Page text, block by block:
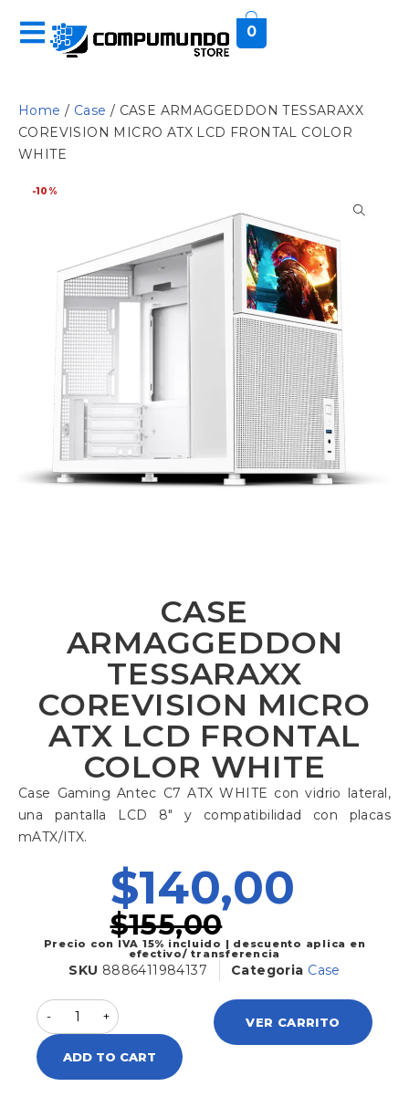
0
Home / Case / CASE ARMAGGEDDON TESSARAXX
COREVISION MICRO ATX LCD FRONTAL COLOR
WHITE
-10%
CASE
ARMAGGEDDON
TESSARAXX
COREVISION MICRO
ATX LCD FRONTAL
COLOR WHITE
Case Gaming Antec C7 ATX WHITE con vidrio lateral,
una pantalla LCD 8″ y compatibilidad con placas
mATX/ITX.
$155,00
$140,00
Precio con IVA 15% incluido | descuento aplica en
efectivo/ transferencia
SKU 8886411984137 Categoria Case
ADD TO CART
VER CARRITO